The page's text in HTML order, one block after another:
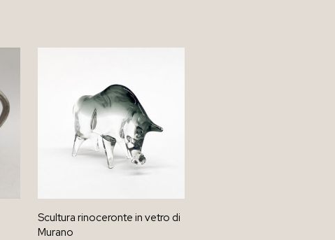
Scultura rinoceronte in vetro di
Murano